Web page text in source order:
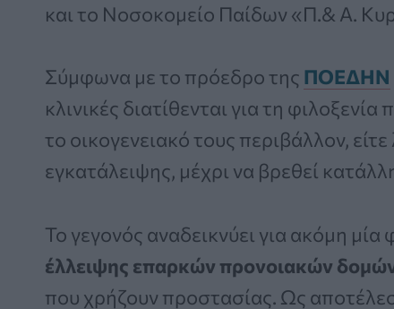
και το Νοσοκομείο Παίδων «Π.& Α.
Σύμφωνα με το πρόεδρο της ΠΟΕΔΗΝ
κλινικές διατίθενται για τη
το οικογενειακό τους περιβάλλον,
εγκατάλειψης, μέχρι να βρεθεί
Το γεγονός αναδεικνύει για ακόμη μία
έλλειψης επαρκών προνοιακών
που χρήζουν προστασίας. Ως